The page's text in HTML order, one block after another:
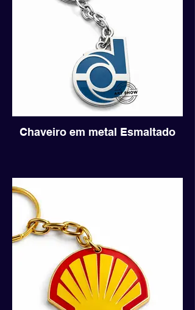
Chaveiro em metal Esmaltado